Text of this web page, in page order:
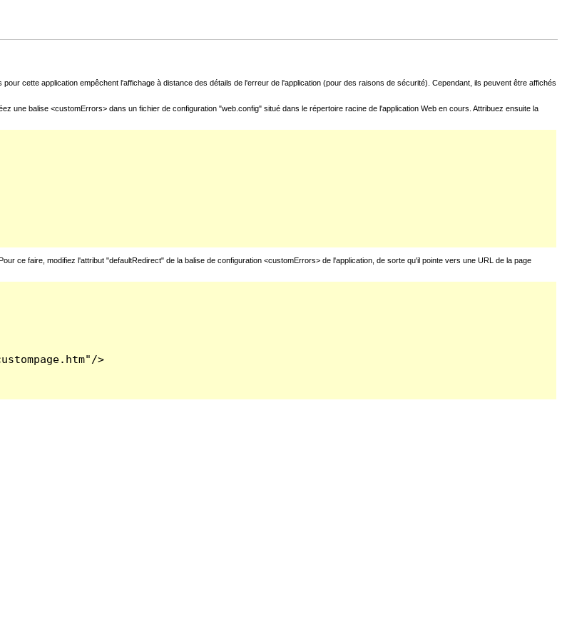
cette application empêchent l'affichage à distance des détails de l'erreur de l'application (pour des raisons de sécurité). Cependant, ils peuvent être affichés
une balise <customErrors> dans un fichier de configuration "web.config" situé dans le répertoire racine de l'application Web en cours. Attribuez ensuite la
ce faire, modifiez l'attribut "defaultRedirect" de la balise de configuration <customErrors> de l'application, de sorte qu'il pointe vers une URL de la page
>